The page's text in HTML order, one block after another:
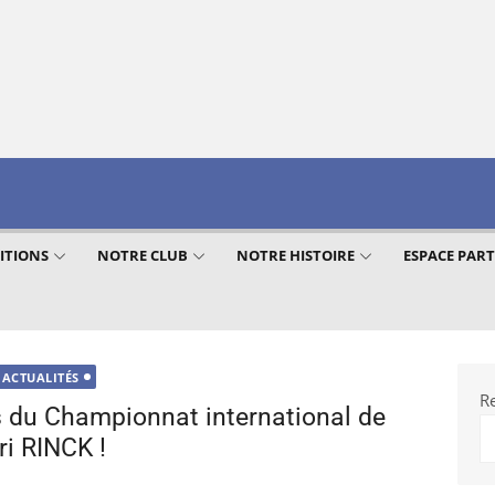
NOTRE CLUB NOTRE HISTOIRE ESPACE
ACTUALITÉS
du Championnat international de
RINCK !